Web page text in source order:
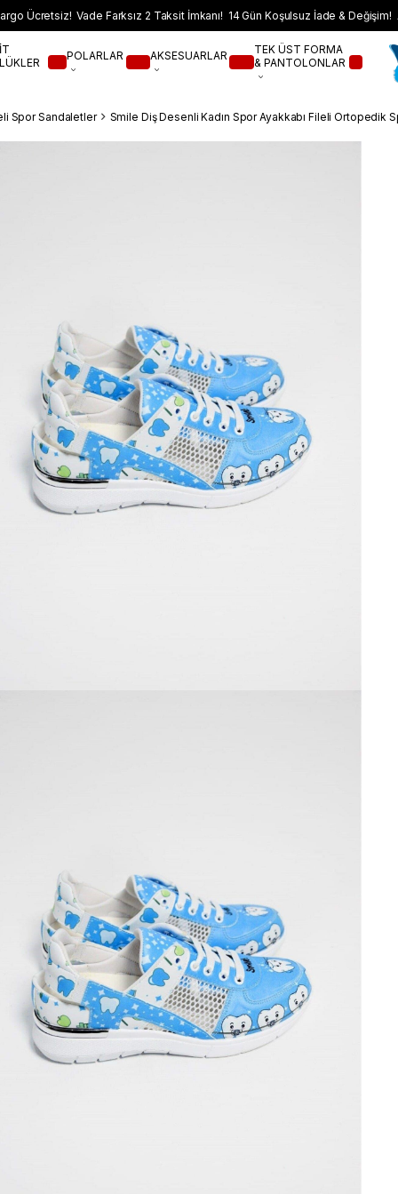
Ücretsiz! Vade Farksız 2 Taksit İmkanı! 14 Gün Koşulsuz İade & Değişim!
POLARLAR AKSESUARLAR
TEK ÜST FORMA
& PANTOLONLAR
Spor Sandaletler Smile Diş Desenli Kadın Spor Ayakkabı Fileli Ortopedik